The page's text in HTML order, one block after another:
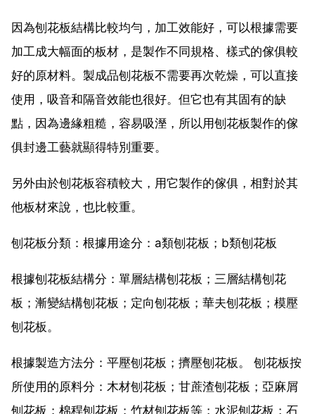
因為刨花板結構比較均勻，加工效能好，可以根據需要
加工成大幅面的板材，是製作不同規格、樣式的傢俱較
好的原材料。製成品刨花板不需要再次乾燥，可以直接
使用，吸音和隔音效能也很好。但它也有其固有的缺
點，因為邊緣粗糙，容易吸溼，所以用刨花板製作的傢
俱封邊工藝就顯得特別重要。
另外由於刨花板容積較大，用它製作的傢俱，相對於其
他板材來說，也比較重。
刨花板分類：根據用途分：a類刨花板；b類刨花板
根據刨花板結構分：單層結構刨花板；三層結構刨花
板；漸變結構刨花板；定向刨花板；華夫刨花板；模壓
刨花板。
根據製造方法分：平壓刨花板；擠壓刨花板。 刨花板按
所使用的原料分：木材刨花板；甘蔗渣刨花板；亞麻屑
刨花板；棉稈刨花板；竹材刨花板等；水泥刨花板；石